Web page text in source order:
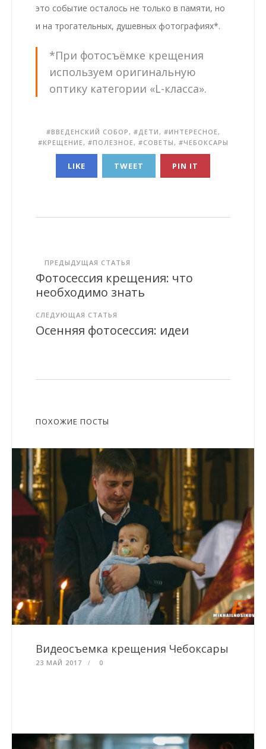
это событие осталось не только в памяти, но
и на трогательных, душевных фотографиях*.
*При фотосъёмке крещения
используем оригинальную
оптику категории «L-класса».
ВВЕДЕНСКИЙ СОБОР, ДЕТИ, ИНТЕРЕСНОЕ,
КРЕЩЕНИЕ, ПОЛЕЗНОЕ, СОВЕТЫ, ЧЕБОКСАРЫ
LIKE TWEET PIN IT
ПРЕДЫДУЩАЯ СТАТЬЯ
Фотосессия крещения: что
необходимо знать
СЛЕДУЮЩАЯ СТАТЬЯ
Осенняя фотосессия: идеи
ПОХОЖИЕ ПОСТЫ
Видеосъемка крещения Чебоксары
23 МАЙ 2017 0